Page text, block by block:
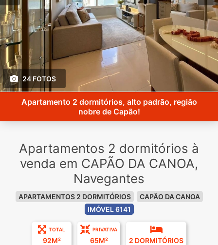
24 FOTOS
Apartamento 2 dormitórios, alto padrão, região
nobre de Capão!
Apartamentos 2 dormitórios à
venda em CAPÃO DA CANOA,
Navegantes
APARTAMENTOS 2 DORMITÓRIOS
CAPÃO DA CANOA
IMÓVEL 6141
TOTAL
92M²
PRIVATIVA
65M² 2 DORMITÓRIOS